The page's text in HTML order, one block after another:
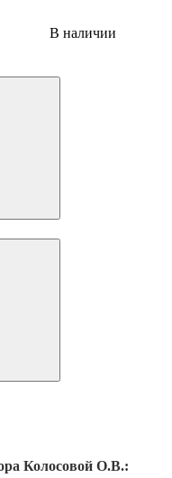
В наличии
Колосовой О.В.: